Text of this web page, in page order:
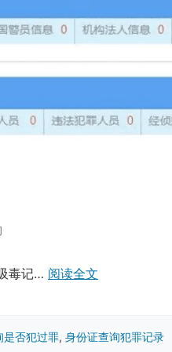
毒记… 阅读全文
是否犯过罪, 身份证查询犯罪记录